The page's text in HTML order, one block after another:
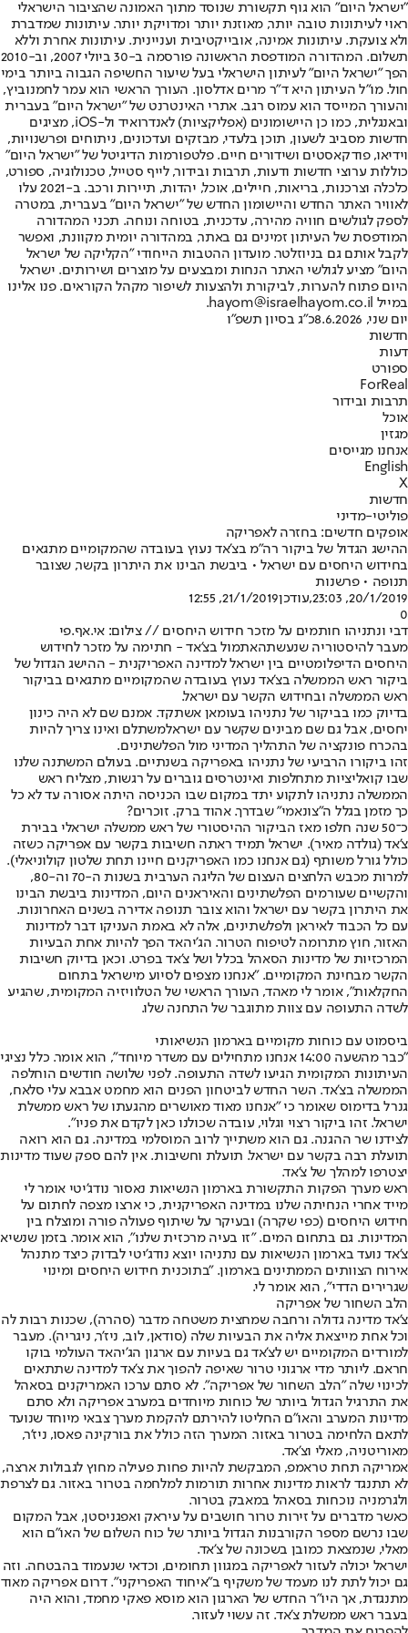
"ישראל היום" הוא גוף תקשורת שנוסד מתוך האמונה שהציבור הישראלי
ראוי לעיתונות טובה יותר, מאוזנת יותר ומדויקת יותר. עיתונות שמדברת
ולא צועקת. עיתונות אמינה, אובייקטיבית ועניינית. עיתונות אחרת וללא
תשלום. המהדורה המודפסת הראשונה פורסמה ב-30 ביולי 2007, וב-2010
הפך "ישראל היום" לעיתון הישראלי בעל שיעור החשיפה הגבוה ביותר בימי
חול. מו"ל העיתון היא ד"ר מרים אדלסון. העורך הראשי הוא עמר לחמנוביץ,
והעורך המייסד הוא עמוס רגב. אתרי האינטרנט של "ישראל היום" בעברית
ובאנגלית, כמו כן היישומונים (אפליקציות) לאנדרואיד ול-iOS, מציגים
חדשות מסביב לשעון, תוכן בלעדי, מבזקים ועדכונים, ניתוחים ופרשנויות,
וידיאו, פודקאסטים ושידורים חיים. פלטפורמות הדיגיטל של "ישראל היום"
כוללות ערוצי חדשות ודעות, תרבות ובידור, לייף סטייל, טכנולוגיה, ספורט,
כלכלה וצרכנות, בריאות, חיילים, אוכל, יהדות, תיירות ורכב. ב-2021 עלו
לאוויר האתר החדש והיישומון החדש של "ישראל היום" בעברית, במטרה
לספק לגולשים חוויה מהירה, עדכנית, בטוחה ונוחה. תכני המהדורה
המודפסת של העיתון זמינים גם באתר, במהדורה יומית מקוונת, ואפשר
לקבל אותם גם בניוזלטר. מועדון ההטבות הייחודי "הקליקה של ישראל
היום" מציע לגולשי האתר הנחות ומבצעים על מוצרים ושירותים. ישראל
היום פתוח להערות, לביקורת ולהצעות לשיפור מקהל הקוראים. פנו אלינו
במייל hayom@israelhayom.co.il.
יום שני, 8.6.2026
כ"ג בסיון תשפ"ו
חדשות
דעות
ספורט
ForReal
תרבות ובידור
אוכל
מגזין
אנחנו מגייסים
English
X
חדשות
פוליטי-מדיני
אופקים חדשים: בחזרה לאפריקה
ההישג הגדול של ביקור רה"מ בצ'אד נעוץ בעובדה שהמקומיים מתגאים
בחידוש היחסים עם ישראל • ביבשת הבינו את היתרון בקשר, שצובר
תנופה • פרשנות
20/1/2019, 23:03
,עודכן21/1/2019, 12:55
0
דבי ונתניהו חותמים על מזכר חידוש היחסים // צילום: אי.אף.פי
מעבר להיסטוריה שנעשתהאתמול בצ'אד - חתימה על מזכר לחידוש
היחסים הדיפלומטיים בין ישראל למדינה האפריקנית - ההישג הגדול של
ביקור ראש הממשלה בצ'אד נעוץ בעובדה שהמקומיים מתגאים בביקור
ראש הממשלה ובחידוש הקשר עם ישראל.
בדיוק כמו בביקור של נתניהו בעומאן אשתקד. אמנם שם לא היה כינון
יחסים, אבל גם שם מבינים שקשר עם ישראלמשתלם ואינו צריך להיות
בהכרח פונקציה של התהליך המדיני מול הפלשתינים.
זהו ביקורו הרביעי של נתניהו באפריקה בשנתיים. בעולם המשתנה שלנו
שבו קואליציות מתחלפות ואינטרסים גוברים על רגשות, מצליח ראש
הממשלה נתניהו לתקוע יתד במקום שבו הכניסה היתה אסורה עד לא כל
כך מזמן בגלל ה"צונאמי" שבדרך. אהוד ברק. זוכרים?
כ־50 שנה חלפו מאז הביקור ההיסטורי של ראש ממשלה ישראלי בבירת
צ'אד (גולדה מאיר). ישראל תמיד ראתה חשיבות בקשר עם אפריקה כשזה
כולל גורל משותף (גם אנחנו כמו האפריקנים חיינו תחת שלטון קולוניאלי).
למרות מכבש הלחצים העצום של הליגה הערבית בשנות ה-70 וה-80,
והקשיים שעורמים הפלשתינים והאיראנים היום, המדינות ביבשת הבינו
את היתרון בקשר עם ישראל והוא צובר תנופה אדירה בשנים האחרונות.
עם כל הכבוד לאיראן ולפלשתינים, אלה לא באמת העניקו דבר למדינות
האזור, חוץ מתרומה לטיפוח הטרור. הג'יהאד הפך להיות אחת הבעיות
המרכזיות של מדינות הסאהל בכלל ושל צ'אד בפרט. וכאן בדיוק חשיבות
הקשר מבחינת המקומיים. "אנחנו מצפים לסיוע מישראל בתחום
החקלאות", אומר לי מאהד, העורך הראשי של הטלוויזיה המקומית, שהגיע
לשדה התעופה עם צוות מתוגבר של התחנה שלו.
ביסמוט עם כוחות מקומיים בארמון הנשיאותי
"כבר מהשעה 14:00 אנחנו מתחילים עם משדר מיוחד", הוא אומר. כלל נציגי
העיתונות המקומית הגיעו לשדה התעופה. לפני שלושה חודשים הוחלפה
הממשלה בצ'אד. השר החדש לביטחון הפנים הוא מחמט אבבא עלי סלאח,
גנרל בדימוס שאומר כי "אנחנו מאוד מאושרים מהגעתו של ראש ממשלת
ישראל. זהו ביקור רצוי וגלוי, עובדה שכולנו כאן לקדם את פניו".
לצידנו שר ההגנה. גם הוא משתייך לרוב המוסלמי במדינה. גם הוא רואה
תועלת רבה בקשר עם ישראל. תועלת וחשיבות. אין להם ספק שעוד מדינות
יצטרפו למהלך של צ'אד.
ראש מערך הפקות התקשורת בארמון הנשיאות נאסור נודג'יטי אומר לי
מייד אחרי הנחיתה שלנו במדינה האפריקנית, כי ארצו מצפה לחתום על
חידוש היחסים (כפי שקרה) ובעיקר על שיתוף פעולה פורה ומוצלח בין
המדינות. גם בתחום המים. "זו בעיה מרכזית שלנו", הוא אומר. בזמן שנשיא
צ'אד נועד בארמון הנשיאות עם נתניהו יוצא נודג'יטי לבדוק כיצד מתנהל
אירוח הצוותים הממתינים בארמון. "בתוכנית חידוש היחסים ומינוי
שגרירים הדדי", הוא אומר לי.
הלב השחור של אפריקה
צ'אד מדינה גדולה ורחבה שמחצית משטחה מדבר (סהרה), שכנות רבות לה
וכל אחת מייצאת אליה את הבעיות שלה (סודאן, לוב, ניז'ר, ניגריה). מעבר
למורדים המקומיים יש לצ'אד גם בעיות עם ארגון הג'יהאד העולמי בוקו
חראם. ליותר מדי ארגוני טרור שאיפה להפוך את צ'אד למדינה שתתאים
לכינוי שלה "הלב השחור של אפריקה". לא סתם ערכו האמריקנים בסאהל
את התרגיל הגדול ביותר של כוחות מיוחדים במערב אפריקה ולא סתם
מדינות המערב והאו"ם החליטו להירתם להקמת מערך צבאי מיוחד שנועד
לתאם הלחימה בטרור באזור. המערך הזה כולל את בורקינה פאסו, ניז'ר,
מאוריטניה, מאלי וצ'אד.
אמריקה תחת טראמפ, המבקשת להיות פחות פעילה מחוץ לגבולות ארצה,
לא תתנגד לראות מדינות אחרות תורמות למלחמה בטרור באזור. גם לצרפת
ולגרמניה נוכחות בסאהל במאבק בטרור.
כאשר מדברים על זירות טרור חושבים על עיראק ואפגניסטן, אבל המקום
שבו נרשם מספר הקורבנות הגדול ביותר של כוח השלום של האו"ם הוא
מאלי, שנמצאת כמובן בשכונה של צ'אד.
ישראל יכולה לעזור לאפריקה במגוון תחומים, וכדאי שנעמוד בהבטחה. וזה
גם יכול לתת לנו מעמד של משקיף ב"איחוד האפריקני". דרום אפריקה מאוד
מתנגדת, אך היו"ר החדש של הארגון הוא מוסא פאקי מחמד, והוא היה
בעבר ראש ממשלת צ'אד. זה עשוי לעזור.